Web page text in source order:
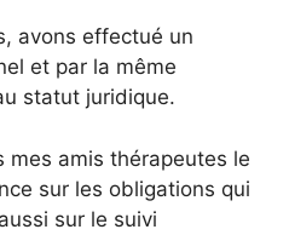
avons effectué un
et par la même
statut juridique.
mes amis thérapeutes le
sur les obligations qui
sur le suivi